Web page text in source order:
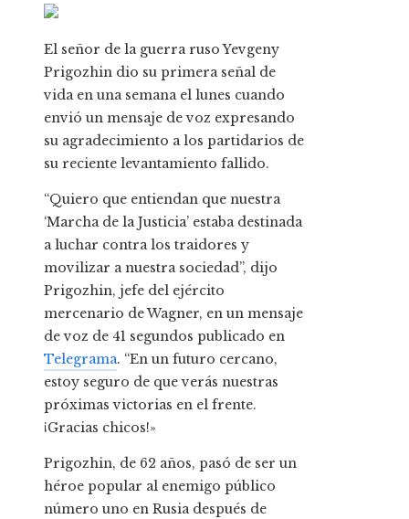
El señor de la guerra ruso Yevgeny
Prigozhin dio su primera señal de
vida en una semana el lunes cuando
envió un mensaje de voz expresando
su agradecimiento a los partidarios de
su reciente levantamiento fallido.
“Quiero que entiendan que nuestra
‘Marcha de la Justicia’ estaba destinada
a luchar contra los traidores y
movilizar a nuestra sociedad”, dijo
Prigozhin, jefe del ejército
mercenario de Wagner, en un mensaje
de voz de 41 segundos publicado en
Telegrama. “En un futuro cercano,
estoy seguro de que verás nuestras
próximas victorias en el frente.
¡Gracias chicos!»
Prigozhin, de 62 años, pasó de ser un
héroe popular al enemigo público
número uno en Rusia después de